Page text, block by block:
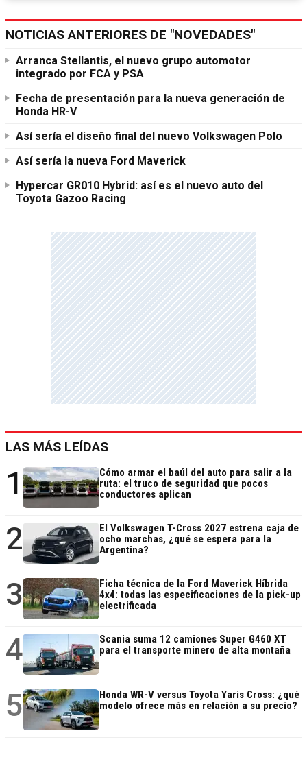
NOTICIAS ANTERIORES DE "NOVEDADES"
Arranca Stellantis, el nuevo grupo automotor
integrado por FCA y PSA
Fecha de presentación para la nueva generación de
Honda HR-V
Así sería el diseño final del nuevo Volkswagen Polo
Así sería la nueva Ford Maverick
Hypercar GR010 Hybrid: así es el nuevo auto del
Toyota Gazoo Racing
LAS MÁS LEÍDAS
1
Cómo armar el baúl del auto para salir a la
ruta: el truco de seguridad que pocos
conductores aplican
2
El Volkswagen T-Cross 2027 estrena caja de
ocho marchas, ¿qué se espera para la
Argentina?
3
Ficha técnica de la Ford Maverick Híbrida
4x4: todas las especificaciones de la pick-up
electrificada
4
Scania suma 12 camiones Super G460 XT
para el transporte minero de alta montaña
5
Honda WR-V versus Toyota Yaris Cross: ¿qué
modelo ofrece más en relación a su precio?